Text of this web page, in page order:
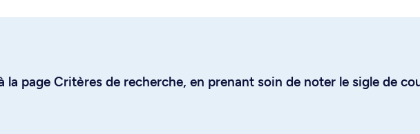
la page Critères de recherche, en prenant soin de noter le sigle de